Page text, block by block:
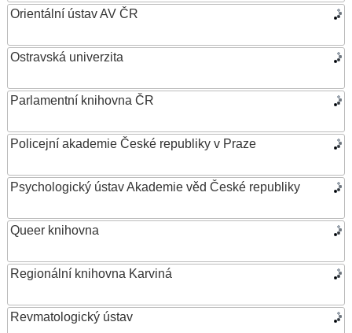
Orientální ústav AV ČR
Ostravská univerzita
Parlamentní knihovna ČR
Policejní akademie České republiky v Praze
Psychologický ústav Akademie věd České republiky
Queer knihovna
Regionální knihovna Karviná
Revmatologický ústav